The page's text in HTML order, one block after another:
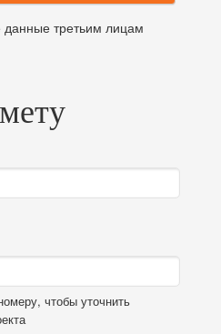
третьим лицам
чтобы уточнить